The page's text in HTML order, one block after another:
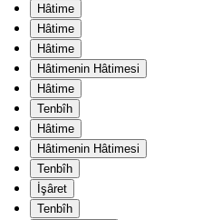
Hâtime
Hâtime
Hâtime
Hâtimenin Hâtimesi
Hâtime
Tenbîh
Hâtime
Hâtimenin Hâtimesi
Tenbîh
İşâret
Tenbîh